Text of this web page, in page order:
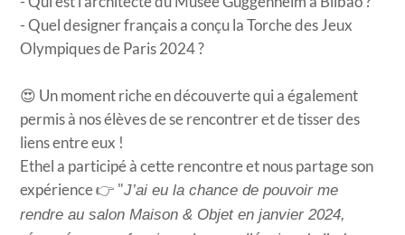
- Quel designer français a conçu la Torche des Jeux
Olympiques de Paris 2024 ?
😍 Un moment riche en découverte qui a également
permis à nos élèves de se rencontrer et de tisser des
liens entre eux !
Ethel a participé à cette rencontre et nous partage son
expérience 👉 "J’ai eu la chance de pouvoir me
rendre au salon Maison & Objet en janvier 2024,